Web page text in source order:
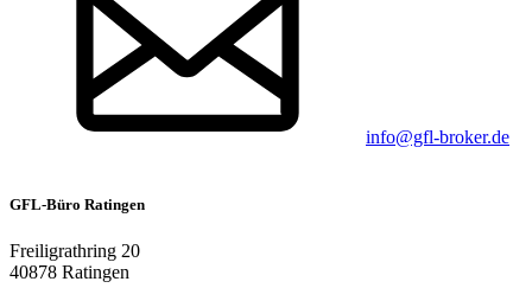
info@gfl-broker.de
GFL-Büro Ratingen
Freiligrathring 20
40878 Ratingen